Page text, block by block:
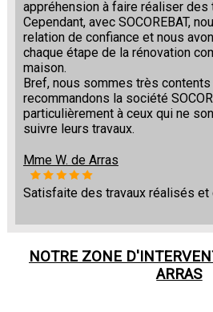
appréhension à faire réaliser des
Cependant, avec SOCOREBAT,
relation de confiance et nous
chaque étape de la rénovation
maison.
Bref, nous sommes très
recommandons la société
particulièrement à ceux qui ne
suivre leurs travaux.
Mme W. de Arras
Satisfaite des travaux réalisés et
NOTRE ZONE
ARRAS